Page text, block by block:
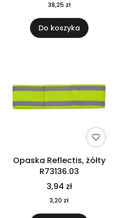
38,25 zł
Do koszyka
Opaska Reflectis, żółty
R73136.03
3,94 zł
3,20 zł